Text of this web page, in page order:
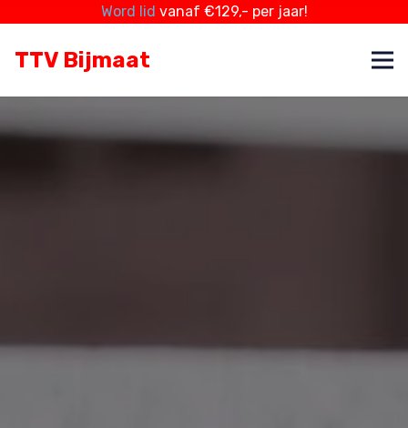
Word lid vanaf €129,- per jaar!
TTV Bijmaat